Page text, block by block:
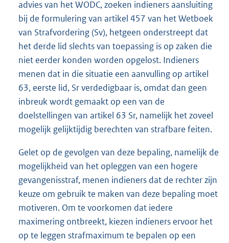
advies van het WODC, zoeken indieners aansluiting
bij de formulering van artikel 457 van het Wetboek
van Strafvordering (Sv), hetgeen onderstreept dat
het derde lid slechts van toepassing is op zaken die
niet eerder konden worden opgelost. Indieners
menen dat in die situatie een aanvulling op artikel
63, eerste lid, Sr verdedigbaar is, omdat dan geen
inbreuk wordt gemaakt op een van de
doelstellingen van artikel 63 Sr, namelijk het zoveel
mogelijk gelijktijdig berechten van strafbare feiten.
Gelet op de gevolgen van deze bepaling, namelijk de
mogelijkheid van het opleggen van een hogere
gevangenisstraf, menen indieners dat de rechter zijn
keuze om gebruik te maken van deze bepaling moet
motiveren. Om te voorkomen dat iedere
maximering ontbreekt, kiezen indieners ervoor het
op te leggen strafmaximum te bepalen op een